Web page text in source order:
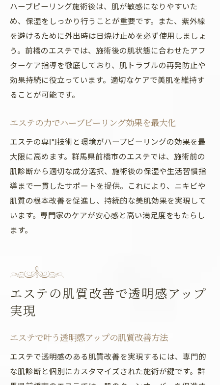
ハーブピーリング施術後は、肌が敏感になりやすいた
め、保湿をしっかり行うことが重要です。また、紫外線
を避けるために外出時は日焼け止めを必ず使用しましょ
う。前橋のエステでは、施術後の肌状態に合わせたアフ
ターケア指導を徹底しており、肌トラブルの再発防止や
効果持続に役立っています。適切なケアで美肌を維持す
ることが可能です。
エステの力でハーブピーリング効果を最大化
エステの専門技術と環境がハーブピーリングの効果を最
大限に高めます。群馬県前橋市のエステでは、施術前の
肌診断から適切な成分選択、施術後の保湿や生活習慣指
導まで一貫したサポートを提供。これにより、ニキビや
肌質の根本改善を促進し、持続的な美肌効果を実現して
います。専門家のケアが安心感と高い満足度をもたらし
ます。
エステの肌質改善で透明感アップ
実現
エステで叶う透明感アップの肌質改善方法
エステで透明感のある肌質改善を実現するには、専門的
な肌診断と個別にカスタマイズされた施術が鍵です。群